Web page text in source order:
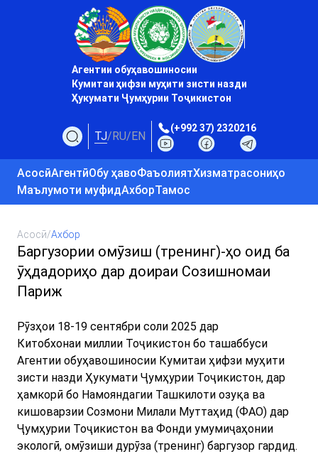
Агентии обуҳавошиносии
Кумитаи ҳифзи муҳити зисти назди
Ҳукумати Ҷумҳурии Тоҷикистон
TJ/RU/EN
(+992 37) 2320216
АсосӣАгентӣОбу ҳавоФаъолиятХизматрасониҳо
Маълумоти муфидАхборТамос
Асосӣ/Ахбор
Баргузории омӯзиш (тренинг)-ҳо оид ба
ӯҳдадориҳо дар доираи Созишномаи
Париж
Рӯзҳои 18-19 сентябри соли 2025 дар
Китобхонаи миллии Тоҷикистон бо ташаббуси
Агентии обуҳавошиносии Кумитаи ҳифзи муҳити
зисти назди Ҳукумати Ҷумҳурии Тоҷикистон, дар
ҳамкорӣ бо Намояндагии Ташкилоти озуқа ва
кишоварзии Созмони Милали Муттаҳид (ФАО) дар
Ҷумҳурии Тоҷикистон ва Фонди умумиҷаҳонии
экологӣ, омӯзиши дурӯза (тренинг) баргузор гардид.